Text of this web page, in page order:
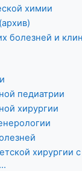
химии
болезней и
педиатрии
хирургии
хирургии